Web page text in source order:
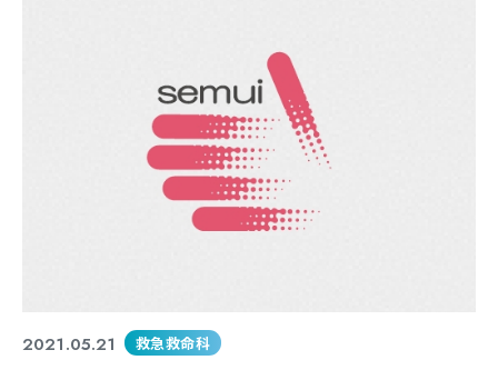
2021.05.21 救急救命科